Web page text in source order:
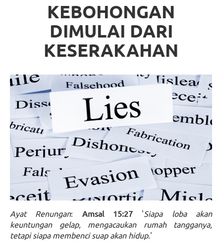
KEBOHONGAN
DIMULAI DARI
KESERAKAHAN
Ayat Renungan: Amsal 15:27 'Siapa loba akan
keuntungan gelap, mengacaukan rumah tangganya,
tetapi siapa membenci suap akan hidup.'